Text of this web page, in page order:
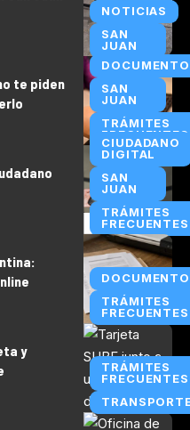
NOTICIAS
SAN
JUAN
SAN
JUAN
TRÁMITES
FRECUENTES
te piden
CIUDADANO
DIGITAL
SAN
JUAN
TRÁMITES
FRECUENTES
TRÁMITES
FRECUENTES
TRÁMITES
FRECUENTES
y